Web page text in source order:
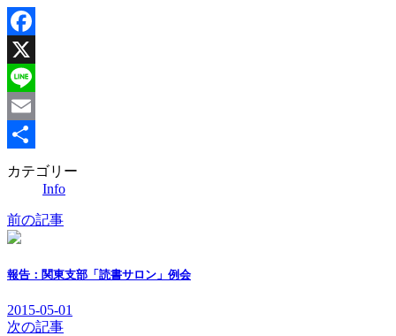
Facebook
X
Line
Email
共
カテゴリー
Info
前の記事
報告：関東支部「読書サロン」例会
2015-05-01
次の記事